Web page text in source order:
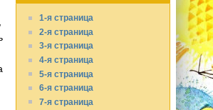
1-я страница
2-я страница
3-я страница
4-я страница
5-я страница
6-я страница
7-я страница